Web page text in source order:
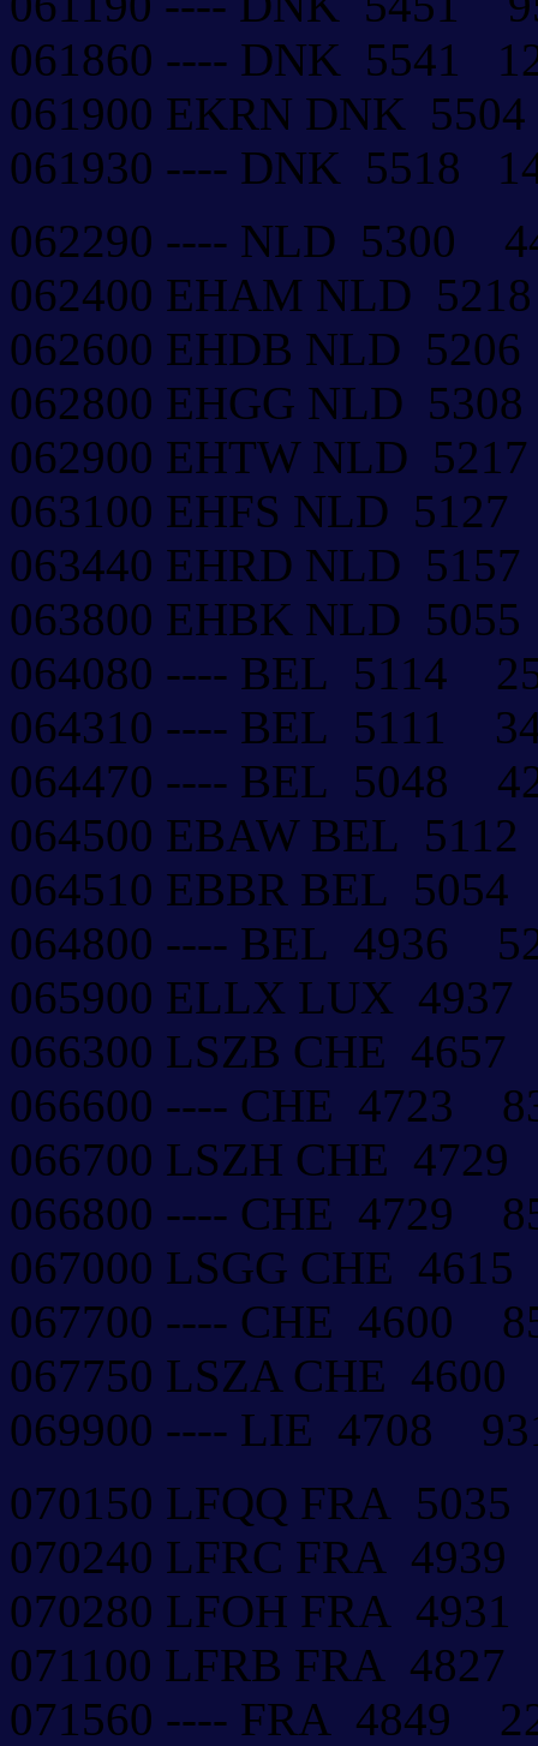
061860 ---- DNK 5541
061900 EKRN DNK
061930 ---- DNK 5518
062290 ---- NLD 5300
062400 EHAM NLD
062600 EHDB NLD
062800 EHGG NLD
062900 EHTW NLD
063100 EHFS NLD
063440 EHRD NLD
063800 EHBK NLD
064080 ---- BEL 5114
064310 ---- BEL 5111
064470 ---- BEL 5048
064500 EBAW BEL
064510 EBBR BEL
064800 ---- BEL 4936
065900 ELLX LUX
066300 LSZB CHE
066600 ---- CHE 4723
066700 LSZH CHE
066800 ---- CHE 4729
067000 LSGG CHE
067700 ---- CHE 4600
067750 LSZA CHE
069900 ---- LIE 4708
070150 LFQQ FRA
070240 LFRC FRA
070280 LFOH FRA
071100 LFRB FRA
071560 ---- FRA 4849